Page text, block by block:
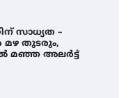
സാധ്യത –
മഴ തുടരും,
മഞ്ഞ അലർട്ട്